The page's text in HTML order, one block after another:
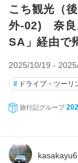
こち観光（
外-02) 奈良
SA」経由で
2025/10/19 -
# ドライブ・ツーリ
旅行記グループ